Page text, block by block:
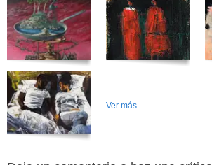
Ver más